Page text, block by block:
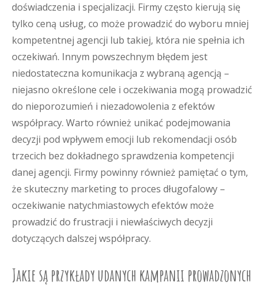
doświadczenia i specjalizacji. Firmy często kierują się
tylko ceną usług, co może prowadzić do wyboru mniej
kompetentnej agencji lub takiej, która nie spełnia ich
oczekiwań. Innym powszechnym błędem jest
niedostateczna komunikacja z wybraną agencją –
niejasno określone cele i oczekiwania mogą prowadzić
do nieporozumień i niezadowolenia z efektów
współpracy. Warto również unikać podejmowania
decyzji pod wpływem emocji lub rekomendacji osób
trzecich bez dokładnego sprawdzenia kompetencji
danej agencji. Firmy powinny również pamiętać o tym,
że skuteczny marketing to proces długofalowy –
oczekiwanie natychmiastowych efektów może
prowadzić do frustracji i niewłaściwych decyzji
dotyczących dalszej współpracy.
Jakie są przykłady udanych kampanii prowadzonych